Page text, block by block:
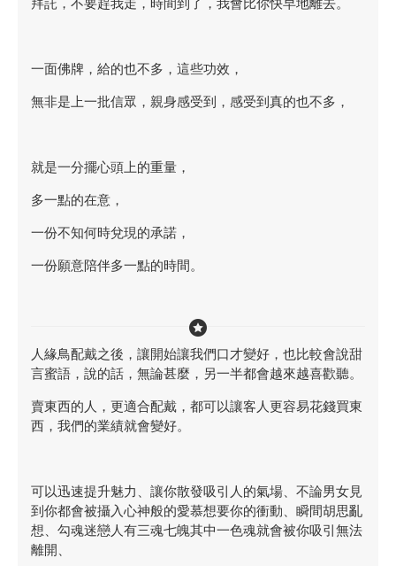
一面佛牌，給的也不多，這些功效，
無非是上一批信眾，親身感受到，感受到真的也不多，
就是一分擺心頭上的重量，
多一點的在意，
一份不知何時兌現的承諾，
一份願意陪伴多一點的時間。
人緣鳥配戴之後，讓開始讓我們口才變好，也比較會說甜
言蜜語，說的話，無論甚麼，另一半都會越來越喜歡聽。
賣東西的人，更適合配戴，都可以讓客人更容易花錢買東
西，我們的業績就會變好。
可以迅速提升魅力、讓你散發吸引人的氣場、不論男女見
到你都會被攝入心神般的愛慕想要你的衝動、瞬間胡思亂
想、勾魂迷戀人有三魂七魄其中一色魂就會被你吸引無法
離開、